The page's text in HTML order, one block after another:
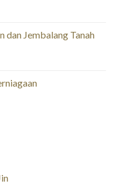
dan Jembalang Tanah